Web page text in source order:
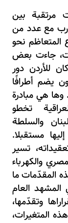
مرتقبة بين
مع عدد من
المتعاظم نحو
جاءت بعض
للأردن دور
يضم أطرافًا
هي مبادرة
تخطو
والسلطة
مستقبلا.
تسير
والكهرباء
المقدّمات ما
العام
وتقدّمها،
المتغيرات،